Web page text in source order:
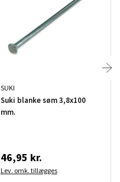
SUKI
Suki blanke søm 3,8x100
mm.
46,95 kr.
Lev. omk. tillægges